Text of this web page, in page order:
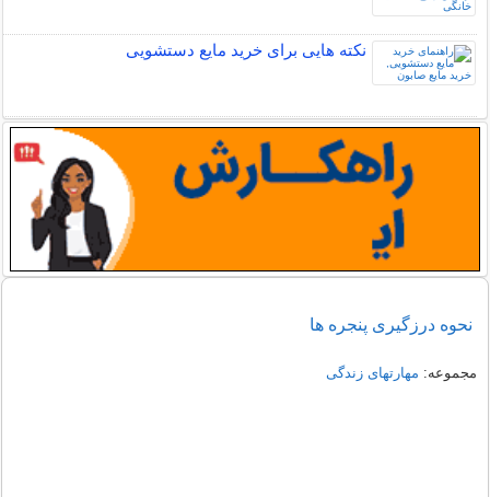
نکته هایی برای خرید مایع دستشویی
نحوه درزگیری پنجره ها
مجموعه: مهارتهای زندگی